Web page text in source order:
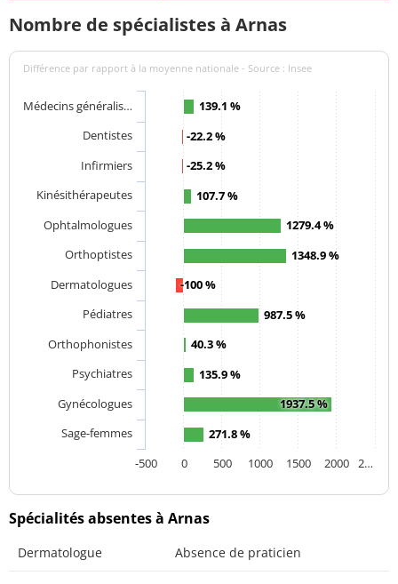
Nombre de spécialistes à Arnas
Différence par rapport à la moyenne nationale - Source : Insee
139.1 %
-22.2 %
-25.2 %
107.7 %
1279.4 %
1348.9 %
-100 %
987.5 %
40.3 %
135.9 %
1937.5 %
271.8 %
Médecins généralis…
Dentistes
Infirmiers
Kinésithérapeutes
Ophtalmologues
Orthoptistes
Dermatologues
Pédiatres
Orthophonistes
Psychiatres
Gynécologues
Sage-femmes
-500
0 500 1000 1500 2000 2…
Spécialités absentes à Arnas
Dermatologue Absence de praticien